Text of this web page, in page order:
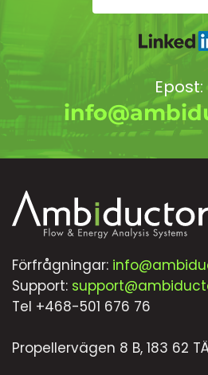
Epost:
Förfrågningar:
Support:
Tel +468-501 676 76
Propellervägen 8 B, 183 62